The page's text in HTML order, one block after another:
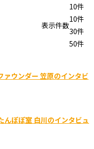
表示件数
10件
10件
30件
50件
ウンダー 笠原のインタビ
んぽぽ室 白川のインタビュ